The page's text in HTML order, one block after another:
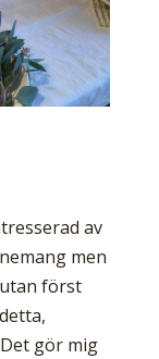
av
men
först
gör mig